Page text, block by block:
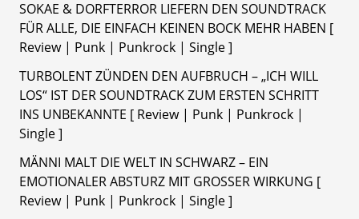
SOKAE & DORFTERROR LIEFERN DEN SOUNDTRACK
FÜR ALLE, DIE EINFACH KEINEN BOCK MEHR HABEN [
Review | Punk | Punkrock | Single ]
TURBOLENT ZÜNDEN DEN AUFBRUCH – „ICH WILL
LOS“ IST DER SOUNDTRACK ZUM ERSTEN SCHRITT
INS UNBEKANNTE [ Review | Punk | Punkrock |
Single ]
MÄNNI MALT DIE WELT IN SCHWARZ – EIN
EMOTIONALER ABSTURZ MIT GROSSER WIRKUNG [
Review | Punk | Punkrock | Single ]